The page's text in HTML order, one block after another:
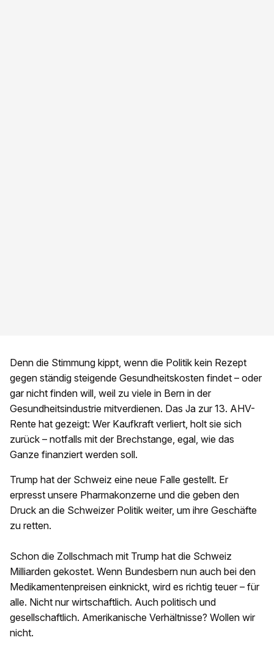
Denn die Stimmung kippt, wenn die Politik kein Rezept
gegen ständig steigende Gesundheitskosten findet – oder
gar nicht finden will, weil zu viele in Bern in der
Gesundheitsindustrie mitverdienen. Das Ja zur 13. AHV-
Rente hat gezeigt: Wer Kaufkraft verliert, holt sie sich
zurück – notfalls mit der Brechstange, egal, wie das
Ganze finanziert werden soll.
Trump hat der Schweiz eine neue Falle gestellt. Er
erpresst unsere Pharmakonzerne und die geben den
Druck an die Schweizer Politik weiter, um ihre Geschäfte
zu retten.
Schon die Zollschmach mit Trump hat die Schweiz
Milliarden gekostet. Wenn Bundesbern nun auch bei den
Medikamentenpreisen einknickt, wird es richtig teuer – für
alle. Nicht nur wirtschaftlich. Auch politisch und
gesellschaftlich. Amerikanische Verhältnisse? Wollen wir
nicht.